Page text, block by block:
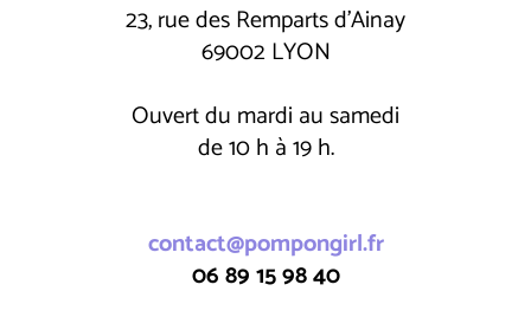
23, rue des Remparts d'Ainay
69002 LYON
Ouvert du mardi au samedi
de 10 h à 19 h.
contact@pompongirl.fr
06 89 15 98 40